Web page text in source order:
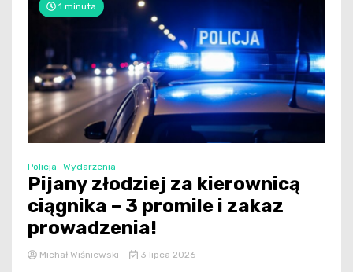
1 minuta
Policja Wydarzenia
Pijany złodziej za kierownicą
ciągnika – 3 promile i zakaz
prowadzenia!
Michał Wiśniewski 3 lipca 2026